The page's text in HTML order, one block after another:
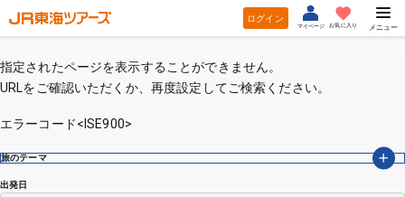
ログイン
マイページ お気に入り メニュー
指定されたページを表示することができません。
URLをご確認いただくか、再度設定してご検索ください。
エラーコード<ISE900>
出発日
旅のテーマ